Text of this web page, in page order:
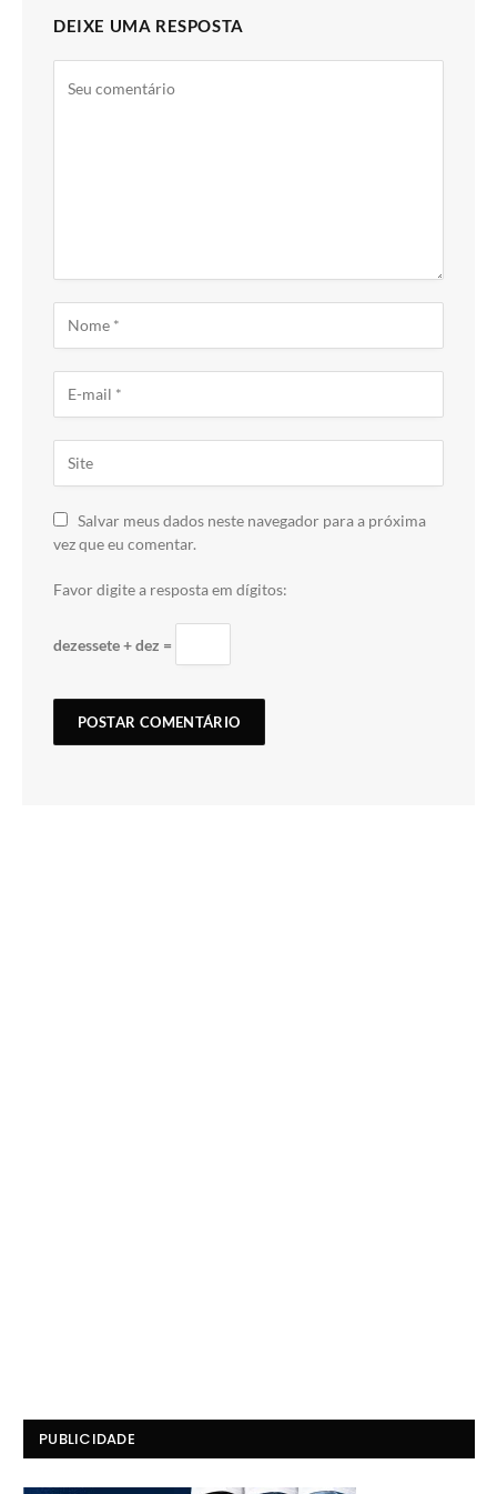
DEIXE UMA RESPOSTA
Salvar meus dados neste navegador para a próxima
vez que eu comentar.
Favor digite a resposta em dígitos:
dezessete + dez =
PUBLICIDADE